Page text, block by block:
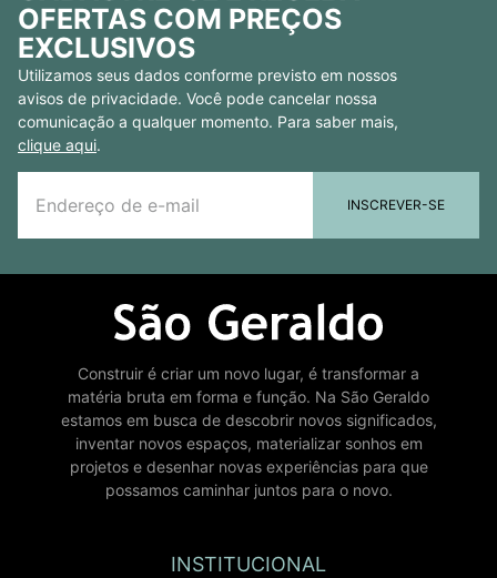
OFERTAS COM PREÇOS
EXCLUSIVOS
Utilizamos seus dados conforme previsto em nossos
avisos de privacidade. Você pode cancelar nossa
comunicação a qualquer momento. Para saber mais,
clique aqui.
INSCREVER-SE
Construir é criar um novo lugar, é transformar a
matéria bruta em forma e função. Na São Geraldo
estamos em busca de descobrir novos significados,
inventar novos espaços, materializar sonhos em
projetos e desenhar novas experiências para que
possamos caminhar juntos para o novo.
INSTITUCIONAL